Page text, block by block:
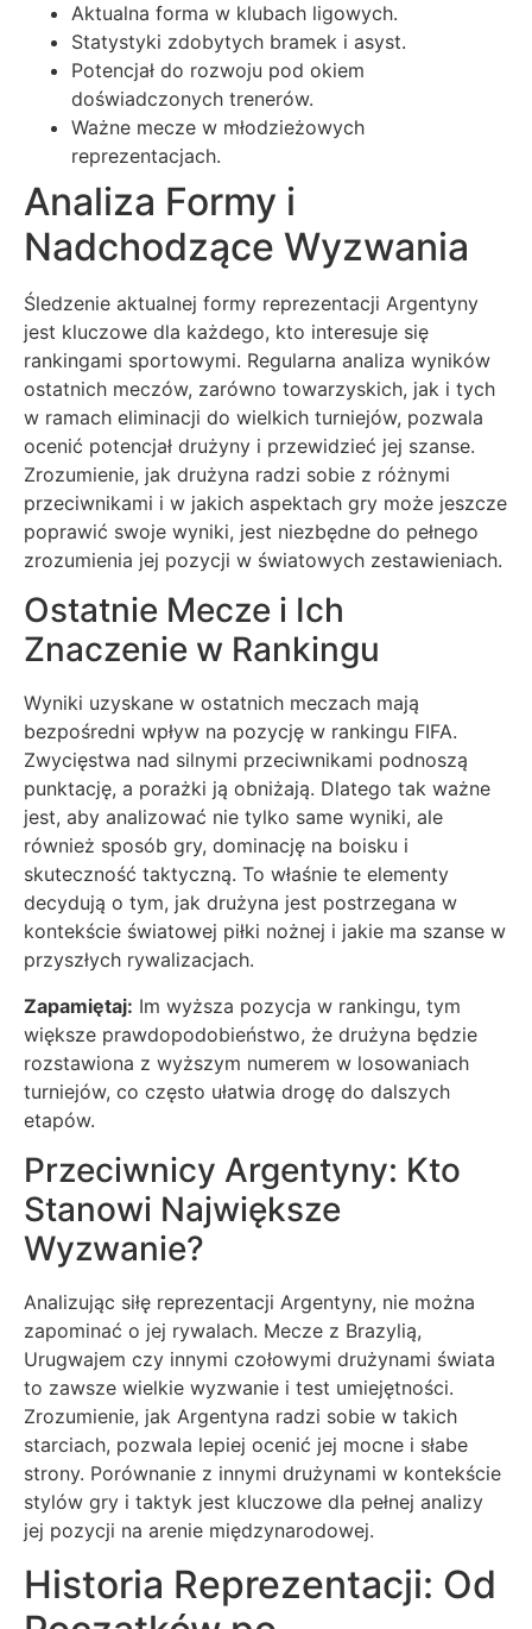
Aktualna forma w klubach ligowych.
Statystyki zdobytych bramek i asyst.
Potencjał do rozwoju pod okiem
doświadczonych trenerów.
Ważne mecze w młodzieżowych
reprezentacjach.
Analiza Formy i
Nadchodzące Wyzwania
Śledzenie aktualnej formy reprezentacji Argentyny
jest kluczowe dla każdego, kto interesuje się
rankingami sportowymi. Regularna analiza wyników
ostatnich meczów, zarówno towarzyskich, jak i tych
w ramach eliminacji do wielkich turniejów, pozwala
ocenić potencjał drużyny i przewidzieć jej szanse.
Zrozumienie, jak drużyna radzi sobie z różnymi
przeciwnikami i w jakich aspektach gry może jeszcze
poprawić swoje wyniki, jest niezbędne do pełnego
zrozumienia jej pozycji w światowych zestawieniach.
Ostatnie Mecze i Ich
Znaczenie w Rankingu
Wyniki uzyskane w ostatnich meczach mają
bezpośredni wpływ na pozycję w rankingu FIFA.
Zwycięstwa nad silnymi przeciwnikami podnoszą
punktację, a porażki ją obniżają. Dlatego tak ważne
jest, aby analizować nie tylko same wyniki, ale
również sposób gry, dominację na boisku i
skuteczność taktyczną. To właśnie te elementy
decydują o tym, jak drużyna jest postrzegana w
kontekście światowej piłki nożnej i jakie ma szanse w
przyszłych rywalizacjach.
Zapamiętaj: Im wyższa pozycja w rankingu, tym
większe prawdopodobieństwo, że drużyna będzie
rozstawiona z wyższym numerem w losowaniach
turniejów, co często ułatwia drogę do dalszych
etapów.
Przeciwnicy Argentyny: Kto
Stanowi Największe
Wyzwanie?
Analizując siłę reprezentacji Argentyny, nie można
zapominać o jej rywalach. Mecze z Brazylią,
Urugwajem czy innymi czołowymi drużynami świata
to zawsze wielkie wyzwanie i test umiejętności.
Zrozumienie, jak Argentyna radzi sobie w takich
starciach, pozwala lepiej ocenić jej mocne i słabe
strony. Porównanie z innymi drużynami w kontekście
stylów gry i taktyk jest kluczowe dla pełnej analizy
jej pozycji na arenie międzynarodowej.
Historia Reprezentacji: Od